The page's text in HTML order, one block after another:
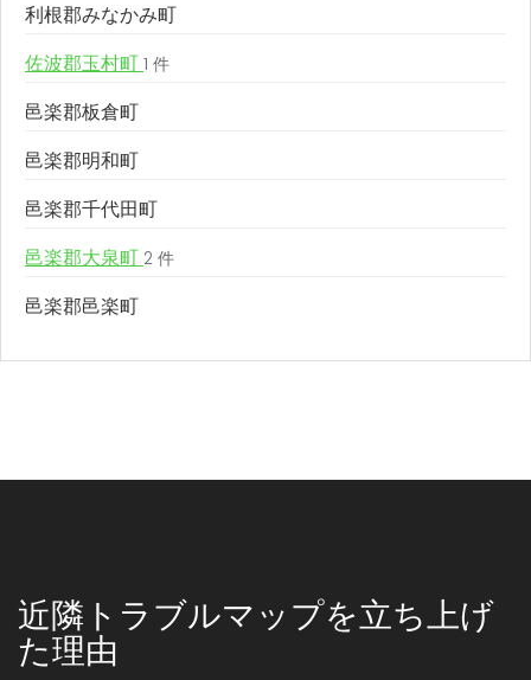
利根郡みなかみ町
佐波郡玉村町 1 件
邑楽郡板倉町
邑楽郡明和町
邑楽郡千代田町
邑楽郡大泉町 2 件
邑楽郡邑楽町
近隣トラブルマップを立ち上げ
た理由